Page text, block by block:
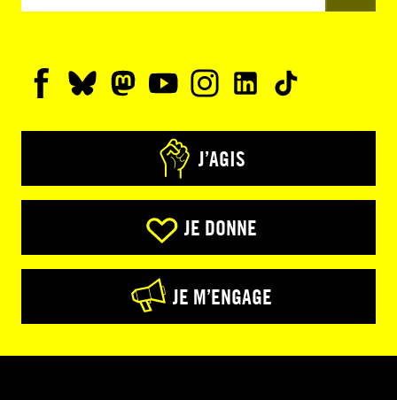
J’AGIS
JE DONNE
JE M’ENGAGE